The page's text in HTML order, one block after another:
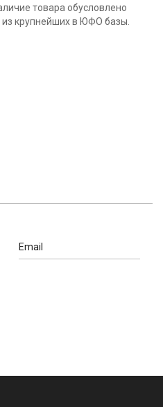
товара обусловлено
крупнейших в ЮФО базы.
Email